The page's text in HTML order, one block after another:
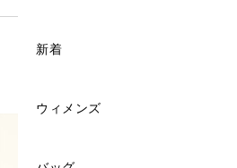
新着
ウィメンズ
トートバッグ
クロスボディバッグ
ミニバッグ
財布
ポーチ
ミニ財布
スカーフ & バンドゥ
ハンドル & ストラップ
キーリング
FURLA DIVIDE IT
FURLA IRIDE
FURLA POPPY
バッグ
財布と革小物
ミニバッグ
トップハンドル
トートバッグ
FURLA CAPRICCIO
FURLA PRIMROSE
コレクション別
財布
ポーチ
ミニ財布
スカーフ & バンドゥ
ハンドル & ストラップ
キーリング
バックパック
ビジネスバッグ
トートバッグ
財布
名刺入れ＆カードケース
ポーチ＆ケース
モバイルケース＆カバー
ハンドル & ストラップ
キーリング
バッグ
財布 & 革小物
新着
ウィメンズ
フィルター
すべてクリア